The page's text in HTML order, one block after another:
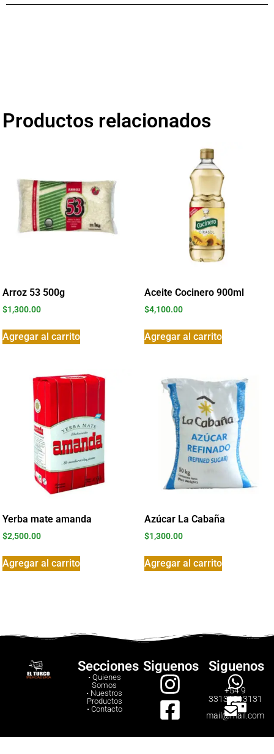
Productos relacionados
Arroz 53 500g
$1,300.00
Agregar al carrito
Aceite Cocinero 900ml
$4,100.00
Agregar al carrito
Yerba mate amanda
$2,500.00
Agregar al carrito
Azúcar La Cabaña
$1,300.00
Agregar al carrito
Secciones
• Quienes
Somos
• Nuestros
Productos
• Contacto
Siguenos Siguenos
+54 9
33131313131
mail@mail.com